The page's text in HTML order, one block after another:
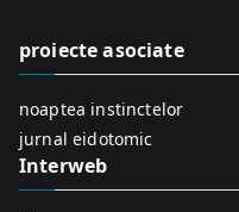
proiecte asociate
noaptea instinctelor
jurnal eidotomic
Interweb